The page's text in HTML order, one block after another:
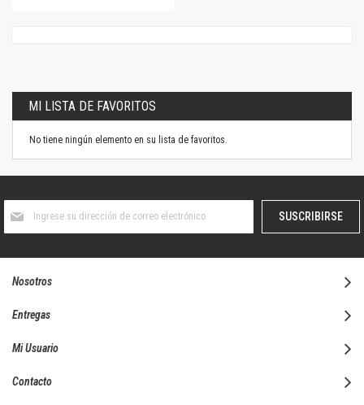
MI LISTA DE FAVORITOS
No tiene ningún elemento en su lista de favoritos.
boletín
SUSCRIBIRSE
Nosotros
Entregas
Mi Usuario
Contacto